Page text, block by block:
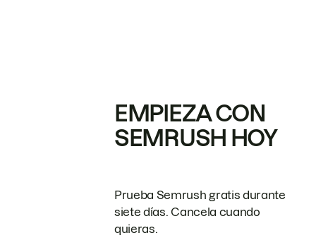
EMPIEZA CON
SEMRUSH HOY
Prueba Semrush gratis durante
siete días. Cancela cuando
quieras.